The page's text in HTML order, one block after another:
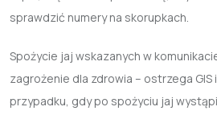
sprawdzić numery na skorupkach.
Spożycie jaj wskazanych w
zagrożenie dla zdrowia – ostrzega
przypadku, gdy po spożyciu jaj